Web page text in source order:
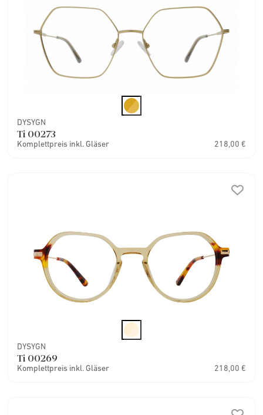
DYSYGN
Ti 00273
Komplettpreis inkl. Gläser 218,00 €
DYSYGN
Ti 00269
Komplettpreis inkl. Gläser 218,00 €